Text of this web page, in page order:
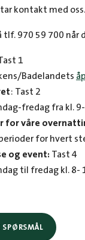
kontakt med oss.
tlf. 970 59 700 når
1
Badelandets
: Tast 2
fredag fra kl.
for våre
for hvert
og event: Tast 4
til fredag kl. 8-